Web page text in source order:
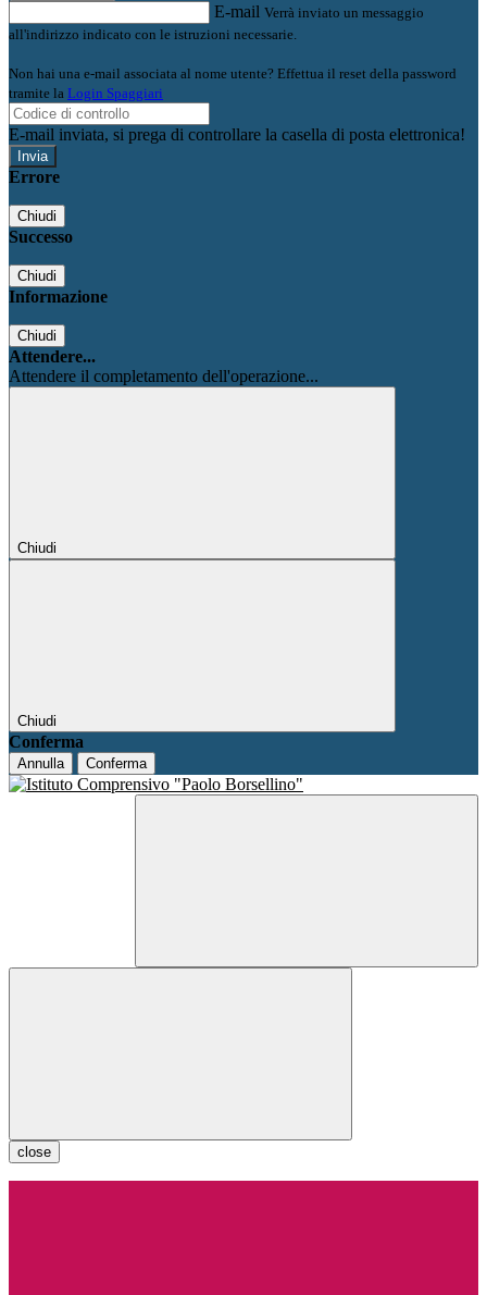
E-mail Verrà inviato un messaggio
all'indirizzo indicato con le istruzioni necessarie.
Non hai una e-mail associata al nome utente? Effettua il reset della password
tramite la Login Spaggiari
E-mail inviata, si prega di controllare la casella di posta elettronica!
Errore
Chiudi
Successo
Chiudi
Informazione
Chiudi
Attendere...
Attendere il completamento dell'operazione...
Chiudi
Chiudi
Conferma
Annulla Conferma
close